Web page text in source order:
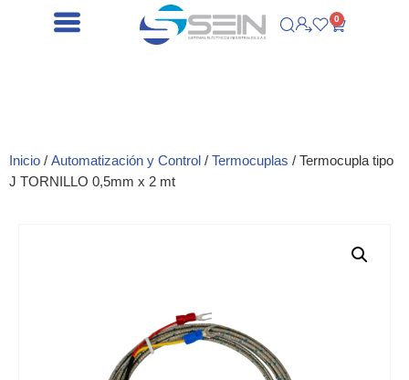
0
Inicio / Automatización y Control / Termocuplas / Termocupla tipo
J TORNILLO 0,5mm x 2 mt